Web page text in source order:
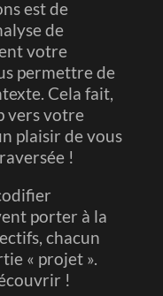
est de
de
votre
permettre de
Cela fait,
vers votre
plaisir de vous
!
porter à la
chacun
« projet ».
!